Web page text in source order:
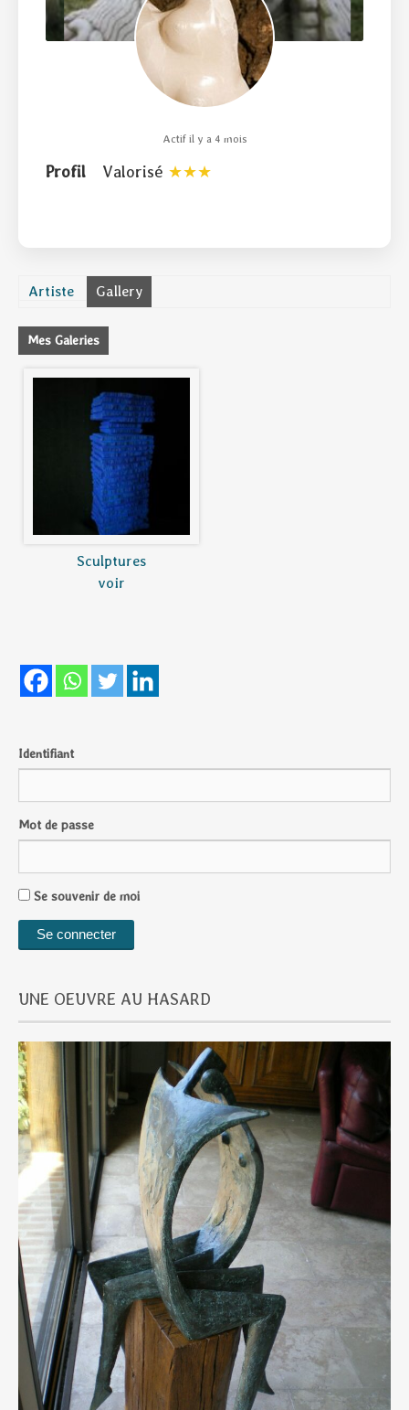
Actif il y a 4 mois
Profil Valorisé
Artiste Gallery
Mes Galeries
Sculptures
voir
Identifiant
Mot de passe
Se souvenir de moi
UNE OEUVRE AU HASARD